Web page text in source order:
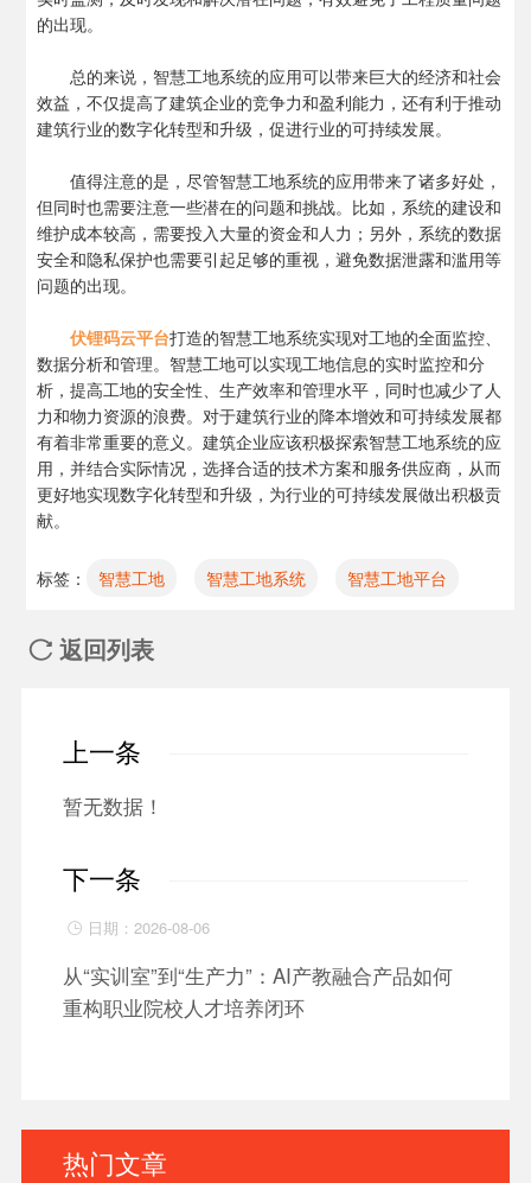
的出现。
总的来说，智慧工地系统的应用可以带来巨大的经济和社会
效益，不仅提高了建筑企业的竞争力和盈利能力，还有利于推动
建筑行业的数字化转型和升级，促进行业的可持续发展。
值得注意的是，尽管智慧工地系统的应用带来了诸多好处，
但同时也需要注意一些潜在的问题和挑战。比如，系统的建设和
维护成本较高，需要投入大量的资金和人力；另外，系统的数据
安全和隐私保护也需要引起足够的重视，避免数据泄露和滥用等
问题的出现。
伏锂码云平台打造的智慧工地系统实现对工地的全面监控、
数据分析和管理。智慧工地可以实现工地信息的实时监控和分
析，提高工地的安全性、生产效率和管理水平，同时也减少了人
力和物力资源的浪费。对于建筑行业的降本增效和可持续发展都
有着非常重要的意义。建筑企业应该积极探索智慧工地系统的应
用，并结合实际情况，选择合适的技术方案和服务供应商，从而
更好地实现数字化转型和升级，为行业的可持续发展做出积极贡
献。
标签： 智慧工地 智慧工地系统 智慧工地平台
 返回列表
上一条
暂无数据！
下一条
 日期：2026-08-06
从“实训室”到“生产力”：AI产教融合产品如何
重构职业院校人才培养闭环
热门文章